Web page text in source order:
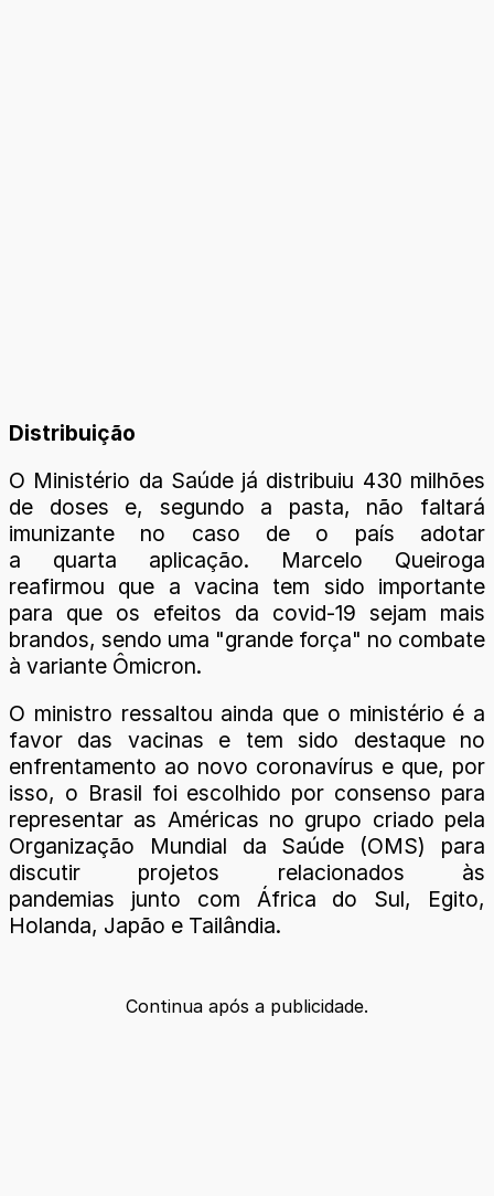
Distribuição
O Ministério da Saúde já distribuiu 430 milhões
de doses e, segundo a pasta, não faltará
imunizante no caso de o país adotar
a quarta aplicação. Marcelo Queiroga
reafirmou que a vacina tem sido importante
para que os efeitos da covid-19 sejam mais
brandos, sendo uma "grande força" no combate
à variante Ômicron.
O ministro ressaltou ainda que o ministério é a
favor das vacinas e tem sido destaque no
enfrentamento ao novo coronavírus e que, por
isso, o Brasil foi escolhido por consenso para
representar as Américas no grupo criado pela
Organização Mundial da Saúde (OMS) para
discutir projetos relacionados às
pandemias junto com África do Sul, Egito,
Holanda, Japão e Tailândia.
Continua após a publicidade.